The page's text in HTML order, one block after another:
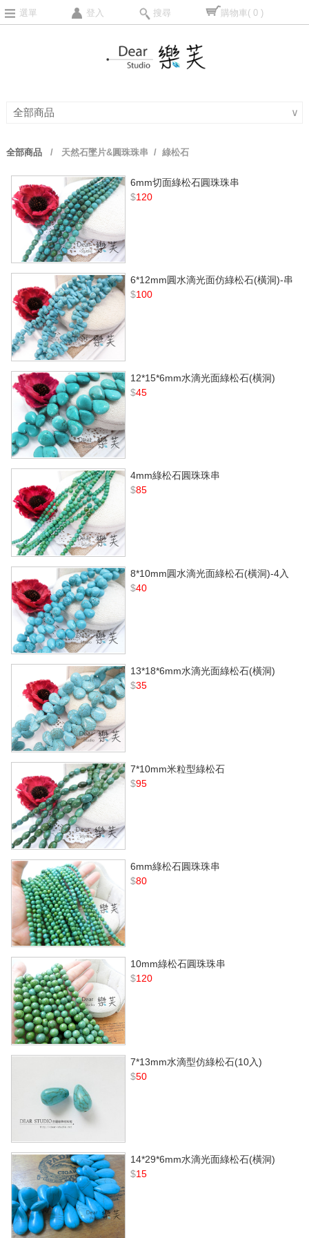
選單 登入 搜尋 購物車( 0 )
全部商品 ∨
全部商品/ 天然石墜片&圓珠珠串 / 綠松石
6mm切面綠松石圓珠珠串
$120
6*12mm圓水滴光面仿綠松石(橫洞)-串
$100
12*15*6mm水滴光面綠松石(橫洞)
$45
4mm綠松石圓珠珠串
$85
8*10mm圓水滴光面綠松石(橫洞)-4入
$40
13*18*6mm水滴光面綠松石(橫洞)
$35
7*10mm米粒型綠松石
$95
6mm綠松石圓珠珠串
$80
10mm綠松石圓珠珠串
$120
7*13mm水滴型仿綠松石(10入)
$50
14*29*6mm水滴光面綠松石(橫洞)
$15